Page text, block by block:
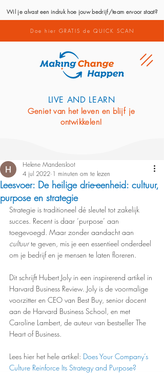
Wil je alvast een indruk hoe jouw bedrijf/team ervoor staat?
Doe hier GRATIS de QUICK SCAN
LIVE AND LEARN
Geniet van het leven en blijf je
ontwikkelen!
Leesvoer: De heilige drie-eenheid: cultuur,
purpose en strategie
Helene Mandersloot
4 jul 2022 1 minuten om te lezen
Strategie is traditioneel dé sleutel tot zakelijk
succes. Recent is daar ‘purpose’ aan
toegevoegd. Maar zonder aandacht aan
cultuur te geven, mis je een essentieel onderdeel
om je bedrijf en je mensen te laten floreren.
Dit schrijft Hubert Joly in een inspirerend artikel in
Harvard Business Review. Joly is de voormalige
voorzitter en CEO van Best Buy, senior docent
aan de Harvard Business School, en met
Caroline Lambert, de auteur van bestseller The
Heart of Business.
Lees hier het hele artikel: Does Your Company’s
Culture Reinforce Its Strategy and Purpose?